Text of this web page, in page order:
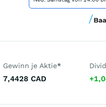
Gewinn je Aktie*
7,4428 CAD